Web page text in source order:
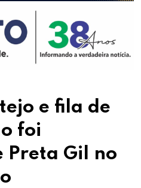
e fila de
foi
Preta Gil no